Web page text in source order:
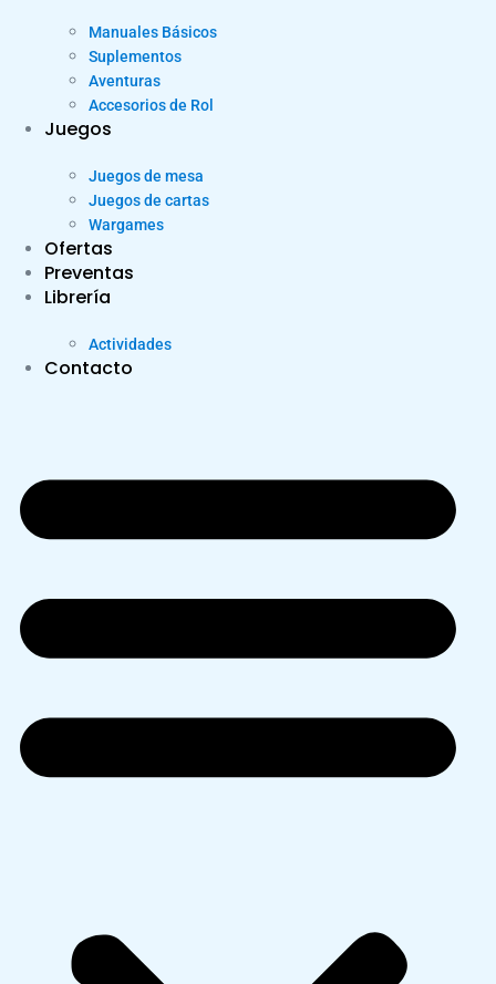
Manuales Básicos
Suplementos
Aventuras
Accesorios de Rol
Juegos
Juegos de mesa
Juegos de cartas
Wargames
Ofertas
Preventas
Librería
Actividades
Contacto